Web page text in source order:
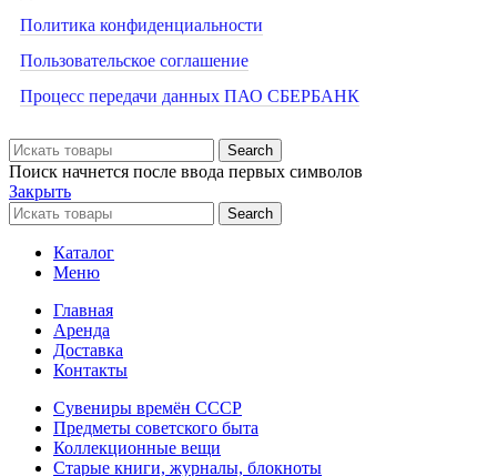
Политика конфиденциальности
Пользовательское соглашение
Процесс передачи данных ПАО СБЕРБАНК
Search
Поиск начнется после ввода первых символов
Закрыть
Search
Каталог
Меню
Главная
Аренда
Доставка
Контакты
Сувениры времён СССР
Предметы советского быта
Коллекционные вещи
Старые книги, журналы, блокноты